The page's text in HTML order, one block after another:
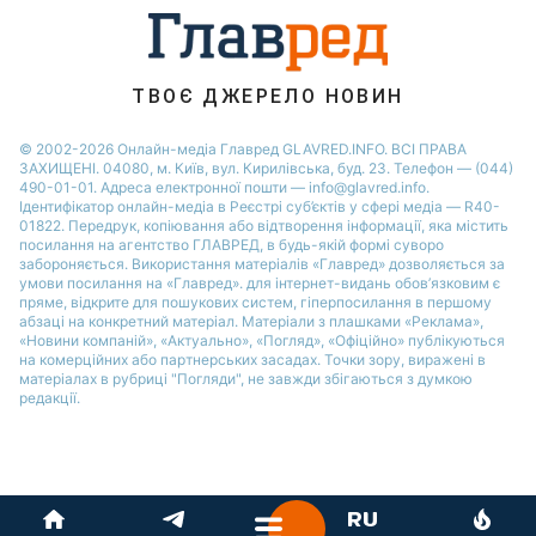
ТВОЄ ДЖЕРЕЛО НОВИН
© 2002-2026 Онлайн-медіа Главред GLAVRED.INFO. ВСІ ПРАВА
ЗАХИЩЕНІ. 04080, м. Київ, вул. Кирилівська, буд. 23. Телефон — (044)
490-01-01. Адреса електронної пошти — info@glavred.info.
Ідентифікатор онлайн-медіа в Реєстрі суб’єктів у сфері медіа — R40-
01822. Передрук, копіювання або відтворення інформації, яка містить
посилання на агентство ГЛАВРЕД, в будь-якій формi суворо
забороняється. Використання матеріалів «Главред» дозволяється за
умови посилання на «Главред». для інтернет-видань обов’язковим є
пряме, відкрите для пошукових систем, гіперпосилання в першому
абзаці на конкретний матеріал. Матеріали з плашками «Реклама»,
«Новини компаній», «Актуально», «Погляд», «Офіційно» публікуються
на комерційних або партнерських засадах. Точки зору, виражені в
матеріалах в рубриці "Погляди", не завжди збігаються з думкою
редакції.